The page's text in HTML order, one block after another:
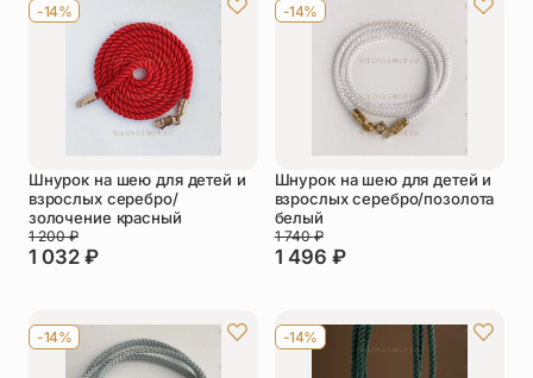
-14%
Шнурок на шею для детей и
взрослых серебро/
золочение красный
1 032 ₽
1 200₽
-14%
Шнурок на шею для детей и
взрослых серебро/позолота
белый
1 496 ₽
1 740₽
-14% -14%